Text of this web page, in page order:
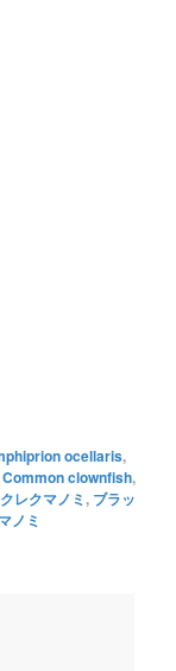
ocellaris,
Common clownfish,
レクマノミ, ブラッ
ノミ